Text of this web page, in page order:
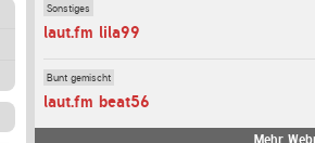
Sonstiges
laut.fm lila99
Bunt gemischt
laut.fm beat56